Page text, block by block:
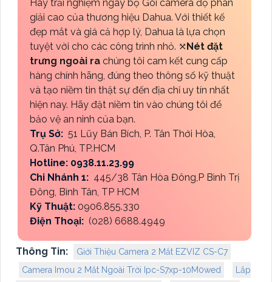
Hãy trải nghiệm ngay bộ Gói camera độ phân
giải cao của thương hiệu Dahua. Với thiết kế
đẹp mắt và giá cả hợp lý, Dahua là lựa chọn
tuyệt vời cho các công trình nhỏ. ⤧Nét đặt
trưng ngoài ra chúng tôi cam kết cung cấp
hàng chính hãng, đúng theo thông số kỹ thuật
và tạo niềm tin thật sự đến địa chỉ uy tín nhất
hiện nay. Hãy đặt niềm tin vào chúng tôi để
bảo vệ an ninh của bạn.
Trụ Sở: 51 Lũy Bán Bích, P. Tân Thới Hòa,
Q.Tân Phú, TP.HCM
Hotline: 0938.11.23.99
Chi Nhánh 1: 445/38 Tân Hòa Đông,P Bình Trị
Đông, Bình Tân, TP HCM
Kỹ Thuật: 0906.855.330
Điện Thoại: (028) 6688.4949
Thông Tin:
Giới Thiệu Camera 2 Mắt EZVIZ CS-C7
Camera Imou 2 Mắt Ngoài Trời Ipc-S7xp-10M0wed
Lắp